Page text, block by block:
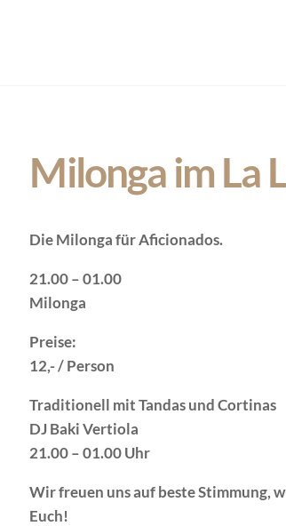
Milonga im La
Die Milonga für Aficionados.
21.00 – 01.00
Milonga
Preise:
12,- / Person
Traditionell mit Tandas und Cortinas
DJ Baki Vertiola
21.00 – 01.00 Uhr
Wir freuen uns auf beste Stimmung,
Euch!